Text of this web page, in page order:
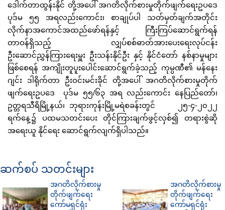
ဒေါက်တာထွန်းနိုင် တို့အပေါ် အဂတိလိုက်စားမှုတိုက်ဖျက်ရေးဥပဒေ
ပုဒ်မ ၅၅ အရလည်းကောင်း၊ စာချုပ်ပါ သတ်မှတ်ချက်အတိုင်း
လိုက်နာအကောင်အထည်ဖော်ရန်နှင့် ကြီးကြပ်ဆောင်ရွက်ရန်
တာဝန်ရှိသည့် လျှပ်စစ်ဓာတ်အားပေးရေးလုပ်ငန်း
ဦးဆောင်ညွှန်ကြားရေးမှူး ဦးသန်းနိုင်ဦး နှင့် နိုင်ငံတော် နစ်နာမှုများ
ဖြစ်စေရန် အကျိုးတူပူးပေါင်းဆောင်ရွက်ခဲ့သည့် ကုမ္ပဏီ၏ မန်နေး
ဂျင်း ဒါရိုက်တာ ဦးဝင်းမင်းခိုင် တို့အပေါ် အဂတိလိုက်စားမှုတိုက်
ဖျက်ရေးဥပဒေ ပုဒ်မ ၅၅/၆၃ အရ လည်းကောင်း နေပြည်တော်၊
ဥတ္တရသီရိမြို့နယ်၊ ဘုရားကုန်းမြို့မရဲစခန်းတွင် ၂၅-၄-၂၀၂၂
ရက်နေ့၌ ပထမသတင်းပေး တိုင်ကြားချက်ဖွင့်လှစ်၍ တရားစွဲဆို
အရေးယူ နိုင်ရေး ဆောင်ရွက်လျက်ရှိပါသည်။
ဆက်စပ် သတင်းများ
အဂတိလိုက်စားမှု
တိုက်ဖျက်ရေး
ကော်မရှင်ရုံး
အဂတိလိုက်စားမှု
တိုက်ဖျက်ရေး
ကော်မရှင်ရုံး